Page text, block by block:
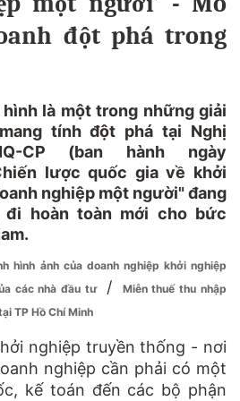
đột phá trong
là một trong những giải
tính đột phá tại Nghị
CP (ban hành ngày
lược quốc gia về khởi
nghiệp một người" đang
đi hoàn toàn mới cho bức
hình ảnh của doanh nghiệp khởi nghiệp
các nhà đầu tư
/
Miễn thuế thu nhập
TP Hồ Chí Minh
nghiệp truyền thống - nơi
nghiệp cần phải có một
kế toán đến các bộ phận